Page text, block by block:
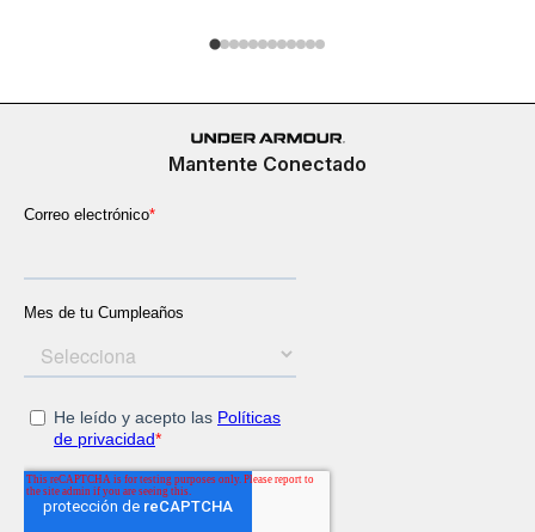
Mantente Conectado